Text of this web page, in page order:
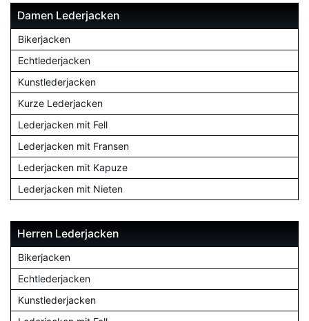
Damen Lederjacken
Bikerjacken
Echtlederjacken
Kunstlederjacken
Kurze Lederjacken
Lederjacken mit Fell
Lederjacken mit Fransen
Lederjacken mit Kapuze
Lederjacken mit Nieten
Herren Lederjacken
Bikerjacken
Echtlederjacken
Kunstlederjacken